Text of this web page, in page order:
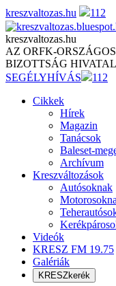
Skip
to
content
kreszvaltozas.hu 112
kreszvaltozas.hu
AZ ORFK-
BIZOTTSÁG
SEGÉLYHÍVÁS
112
Cikkek
Hírek
Magazin
Tanácsok
Baleset-
Archívum
Kreszváltozások
Autósoknak
Videók
KRESZ FM 19.75
Galériák
KRESZkerék